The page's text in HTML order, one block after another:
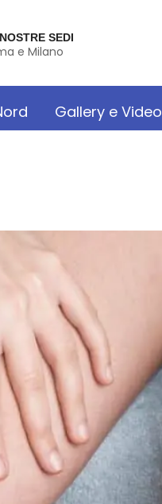
SEDI
e Milano
Gallery e Video